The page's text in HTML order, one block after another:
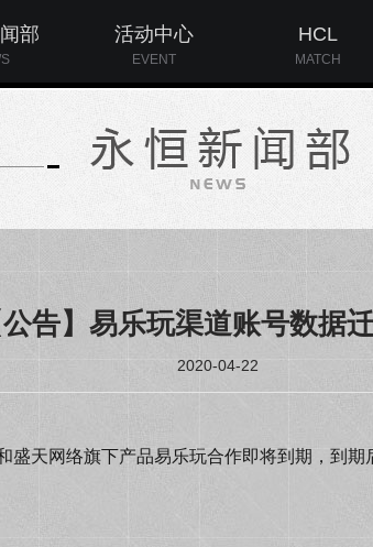
部 活动中心
EVENT
HCL
MATCH
公告】易乐玩渠道账号数据
2020-04-22
天网络旗下产品易乐玩合作即将到期，到